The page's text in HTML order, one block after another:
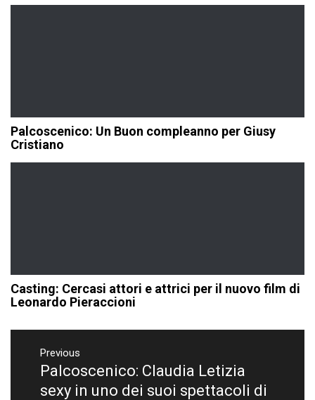
Palcoscenico: Un Buon compleanno per Giusy
Cristiano
Casting: Cercasi attori e attrici per il nuovo film di
Leonardo Pieraccioni
Navigazione
articoli
Previous
Previous
post:
Palcoscenico: Claudia Letizia
sexy in uno dei suoi spettacoli di